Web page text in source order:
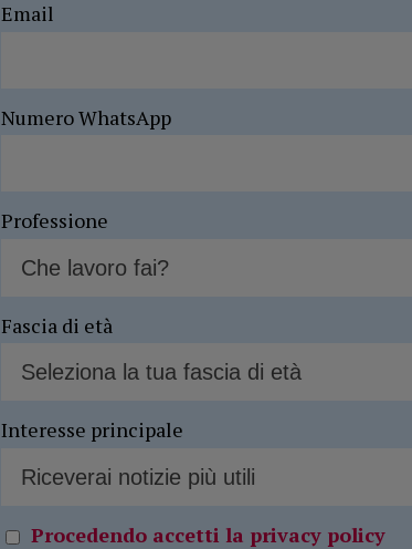
Email
Numero WhatsApp
Professione
Fascia di età
Interesse principale
Procedendo accetti la privacy policy